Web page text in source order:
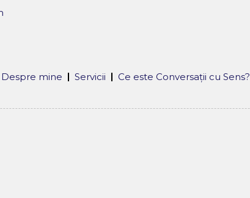
Despre mine Servicii Ce este Conversații cu Sens?